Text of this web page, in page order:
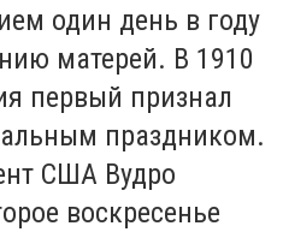
один день в году
матерей. В 1910
первый признал
праздником.
США Вудро
воскресенье